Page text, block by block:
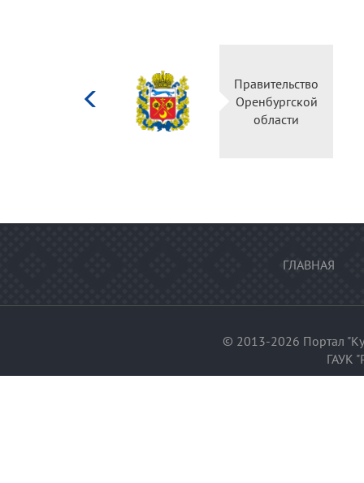
Правительство
Оренбургской
области
ГЛАВНАЯ
© 2013-2026 Портал
ГАУК